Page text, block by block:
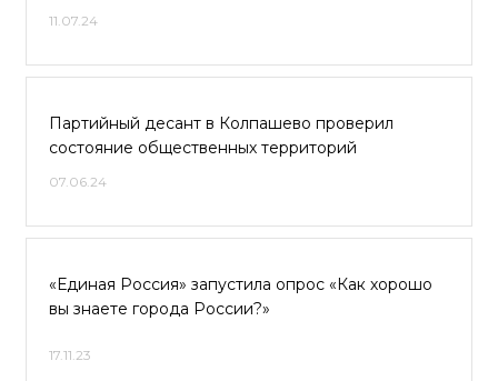
11.07.24
Партийный десант в Колпашево проверил
состояние общественных территорий
07.06.24
«Единая Россия» запустила опрос «Как хорошо
вы знаете города России?»
17.11.23